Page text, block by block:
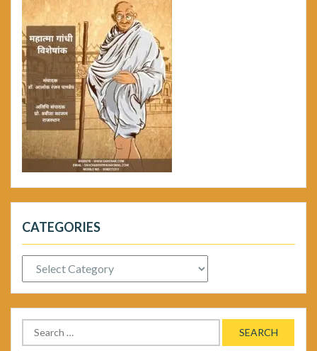
CATEGORIES
Categories
Search
for: